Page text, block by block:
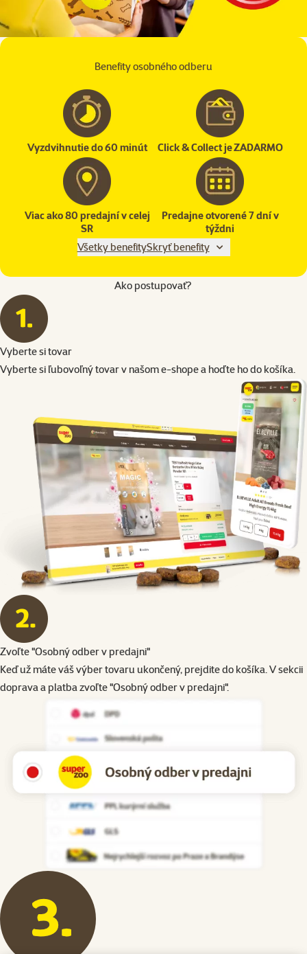
Benefity osobného odberu
Vyzdvihnutie do 60 minút Click & Collect je ZADARMO
Viac ako 80 predajní v celej
SR
Predajne otvorené 7 dní v
týždni
Všetky benefitySkryť benefity
Ako postupovať?
Vyberte si tovar
Vyberte si ľubovoľný tovar v našom e-shope a hoďte ho do košíka.
Zvoľte "Osobný odber v predajni"
Keď už máte váš výber tovaru ukončený, prejdite do košíka. V sekcii
doprava a platba zvoľte "Osobný odber v predajni".